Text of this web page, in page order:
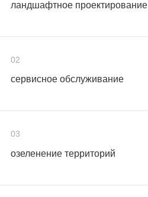
ландшафтное проектирование
02
сервисное обслуживание
03
озеленение территорий